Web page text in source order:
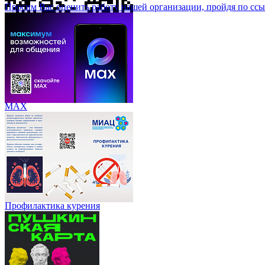
Просим Вас оценить работу нашей организации, пройдя по
МАХ
Профилактика курения